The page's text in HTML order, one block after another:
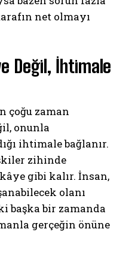
net olmayı
Değil, İhtimale
çoğu zaman
onunla
ihtimale bağlanır.
zihinde
gibi kalır. İnsan,
olanı
başka bir zamanda
gerçeğin önüne